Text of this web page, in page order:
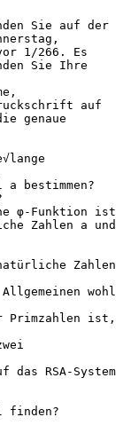
Sie auf der
1/266. Es
Sie Ihre
auf
genaue
bestimmen?
φ-Funktion ist
Zahlen a und
Zahlen
wohl
Primzahlen ist,
RSA-System